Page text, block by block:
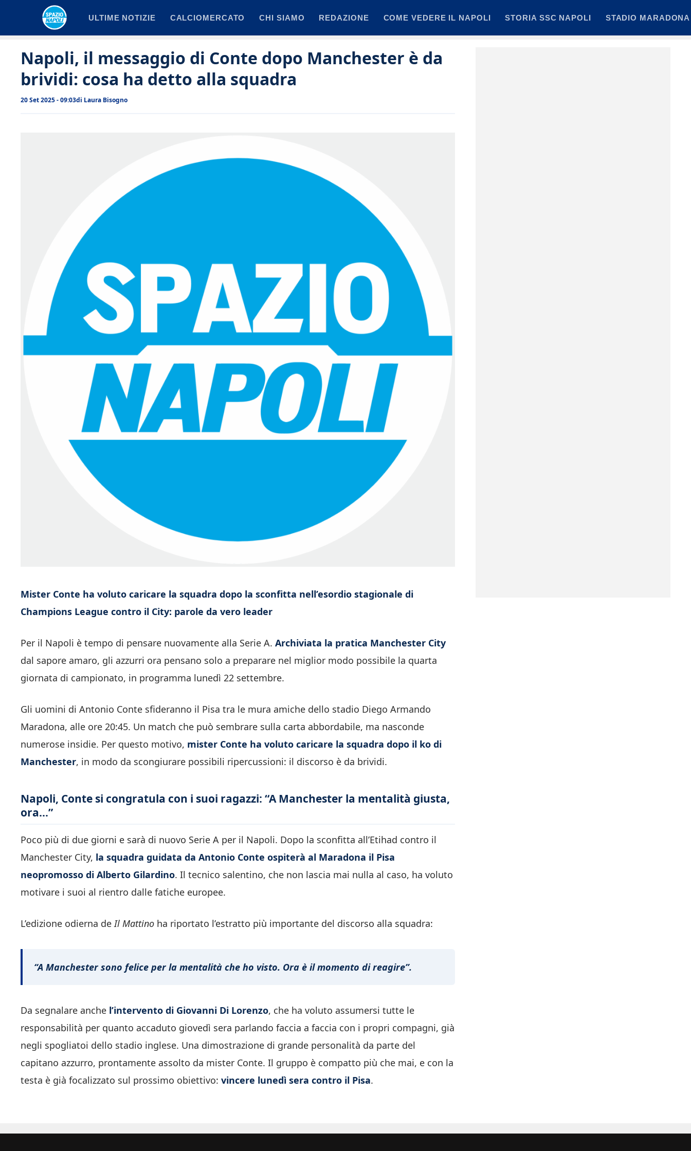
ULTIME NOTIZIE CALCIOMERCATO CHI SIAMO REDAZIONE COME VEDERE IL NAPOLI STORIA SSC NAPOLI STADIO MARADONA
Napoli, il messaggio di Conte dopo Manchester è da
brividi: cosa ha detto alla squadra
20 Set 2025 - 09:03di Laura Bisogno
Mister Conte ha voluto caricare la squadra dopo la sconfitta nell’esordio stagionale di
Champions League contro il City: parole da vero leader
Per il Napoli è tempo di pensare nuovamente alla Serie A. Archiviata la pratica Manchester City
dal sapore amaro, gli azzurri ora pensano solo a preparare nel miglior modo possibile la quarta
giornata di campionato, in programma lunedì 22 settembre.
Gli uomini di Antonio Conte sfideranno il Pisa tra le mura amiche dello stadio Diego Armando
Maradona, alle ore 20:45. Un match che può sembrare sulla carta abbordabile, ma nasconde
numerose insidie. Per questo motivo, mister Conte ha voluto caricare la squadra dopo il ko di
Manchester, in modo da scongiurare possibili ripercussioni: il discorso è da brividi.
Napoli, Conte si congratula con i suoi ragazzi: “A Manchester la mentalità giusta,
ora…”
Poco più di due giorni e sarà di nuovo Serie A per il Napoli. Dopo la sconfitta all’Etihad contro il
Manchester City, la squadra guidata da Antonio Conte ospiterà al Maradona il Pisa
neopromosso di Alberto Gilardino. Il tecnico salentino, che non lascia mai nulla al caso, ha voluto
motivare i suoi al rientro dalle fatiche europee.
L’edizione odierna deIl Mattino ha riportato l’estratto più importante del discorso alla squadra:
“A Manchester sono felice per la mentalità che ho visto. Ora è il momento di reagire”.
Da segnalare anche l’intervento di Giovanni Di Lorenzo, che ha voluto assumersi tutte le
responsabilità per quanto accaduto giovedì sera parlando faccia a faccia con i propri compagni, già
negli spogliatoi dello stadio inglese. Una dimostrazione di grande personalità da parte del
capitano azzurro, prontamente assolto da mister Conte. Il gruppo è compatto più che mai, e con la
testa è già focalizzato sul prossimo obiettivo: vincere lunedì sera contro il Pisa.